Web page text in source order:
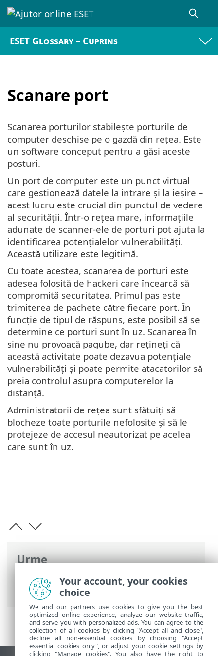
ESET Glossary – Cuprins
Scanare port
Urme
Ajutor online ESET>ESET Glossary>
Atacuri la distanță > Scanare port
Scanarea porturilor stabilește porturile de
computer deschise pe o gazdă din rețea. Este
un software conceput pentru a găsi aceste
posturi.
Un port de computer este un punct virtual
care gestionează datele la intrare și la ieșire –
acest lucru este crucial din punctul de vedere
al securității. Într-o rețea mare, informațiile
adunate de scanner-ele de porturi pot ajuta la
identificarea potențialelor vulnerabilități.
Această utilizare este legitimă.
Cu toate acestea, scanarea de porturi este
adesea folosită de hackeri care încearcă să
compromită securitatea. Primul pas este
trimiterea de pachete către fiecare port. În
funcție de tipul de răspuns, este posibil să se
determine ce porturi sunt în uz. Scanarea în
sine nu provoacă pagube, dar rețineți că
această activitate poate dezavua potențiale
vulnerabilități și poate permite atacatorilor să
preia controlul asupra computerelor la
distanță.
Administratorii de rețea sunt sfătuiți să
blocheze toate porturile nefolosite și să le
protejeze de accesul neautorizat pe acelea
care sunt în uz.
Your account, your cookies
choice
We and our partners use cookies to give you the best
optimized online experience, analyze our website traffic,
and serve you with personalized ads. You can agree to the
collection of all cookies by clicking "Accept all and close",
decline all non-essential cookies by choosing "Accept
essential cookies only", or adjust your cookie settings by
clicking "Manage cookies". You also have the right to